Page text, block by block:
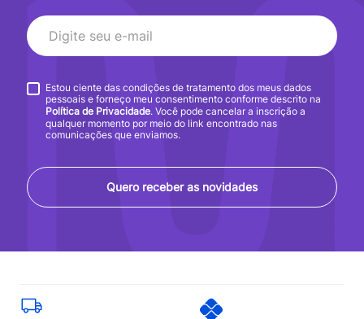
Quero receber as novidades
Estou ciente das condições de tratamento dos meus dados
pessoais e forneço meu consentimento conforme descrito na
Política de Privacidade. Você pode cancelar a inscrição a
qualquer momento por meio do link encontrado nas
comunicações que enviamos.